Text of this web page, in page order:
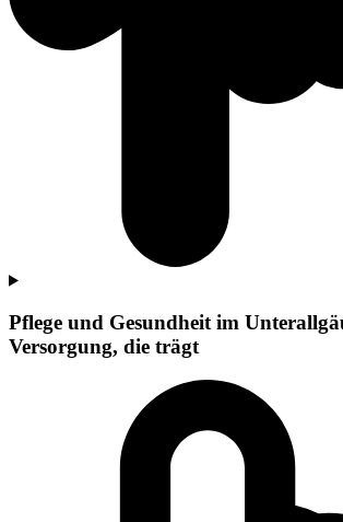
Pflege und Gesundheit im
Versorgung, die trägt